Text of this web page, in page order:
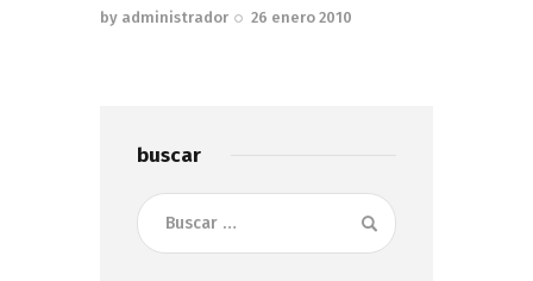
by administrador 26 enero 2010
buscar
Buscar: